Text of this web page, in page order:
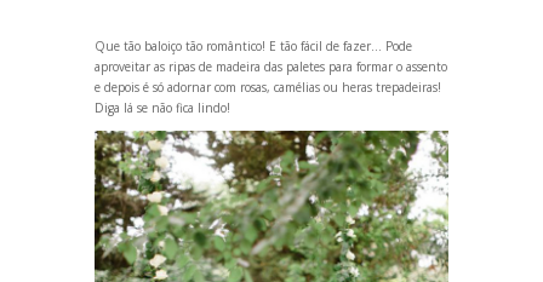
Que tão baloiço tão romântico! E tão fácil de fazer... Pode
aproveitar as ripas de madeira das paletes para formar o assento
e depois é só adornar com rosas, camélias ou heras trepadeiras!
Diga lá se não fica lindo!